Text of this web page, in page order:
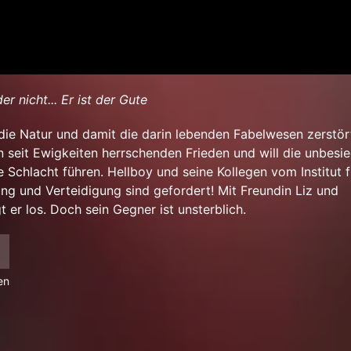
nicht... Er ist der Gute
Natur und damit die darin lebenden Fabelwesen
seit Ewigkeiten herrschenden Frieden und will die
Schlacht führen. Hellboy und seine Kollegen vom Institut
und Verteidigung sind gefordert! Mit Freundin Liz und
er los. Doch sein Gegner ist unsterblich.